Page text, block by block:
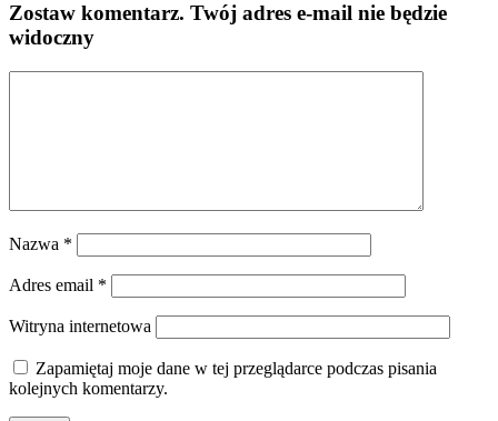
Zostaw komentarz. Twój adres e-mail nie będzie
widoczny
Nazwa *
Adres email *
Witryna internetowa
Zapamiętaj moje dane w tej przeglądarce podczas pisania
kolejnych komentarzy.